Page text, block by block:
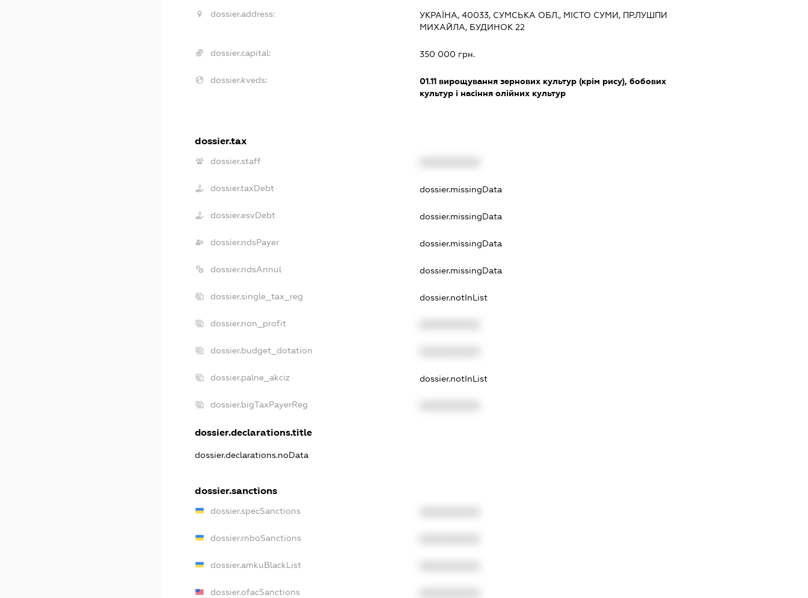
dossier.address:
УКРАЇНА, 40033, СУМСЬКА ОБЛ., МІСТО СУМИ, ПР.ЛУШПИ
МИХАЙЛА, БУДИНОК 22
dossier.capital: 350 000 грн.
dossier.kveds: 01.11вирощування зернових культур (крім рису), бобових
культур і насіння олійних культур
dossier.tax
dossier.staff
dossier.taxDebt dossier.missingData
dossier.esvDebt dossier.missingData
dossier.ndsPayer dossier.missingData
dossier.ndsAnnul dossier.missingData
dossier.single_tax_reg dossier.notInList
dossier.non_profit
dossier.budget_dotation
dossier.palne_akciz dossier.notInList
dossier.bigTaxPayerReg
dossier.declarations.title
dossier.declarations.noData
dossier.sanctions
dossier.specSanctions
dossier.rnboSanctions
dossier.amkuBlackList
dossier.ofacSanctions